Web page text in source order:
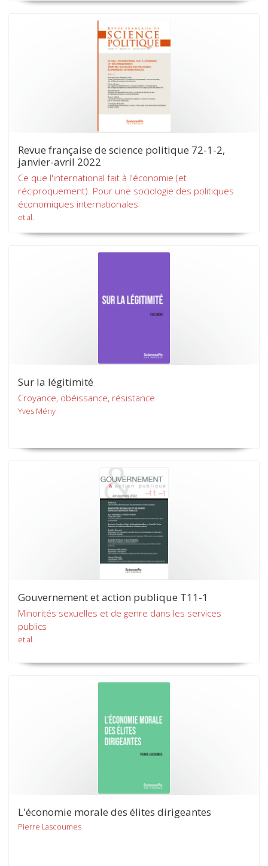
Revue française de science politique 72-1-2,
janvier-avril 2022
Ce que l'international fait à l'économie (et
réciproquement). Pour une sociologie des politiques
économiques internationales
et al.
Sur la légitimité
Croyance, obéissance, résistance
Yves Mény
Gouvernement et action publique T11-1
Minorités sexuelles et de genre dans les services
publics
et al.
L'économie morale des élites dirigeantes
Pierre Lascoumes